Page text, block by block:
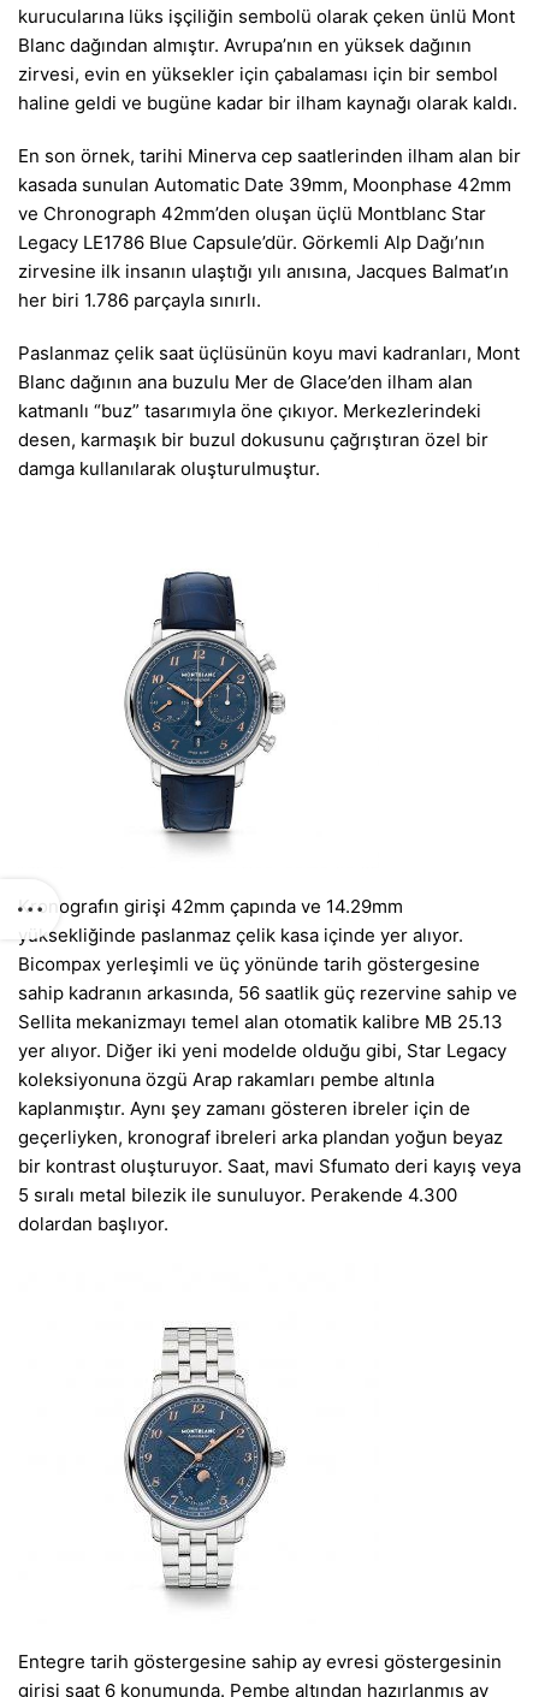
kurucularına lüks işçiliğin sembolü olarak çeken ünlü Mont
Blanc dağından almıştır. Avrupa’nın en yüksek dağının
zirvesi, evin en yüksekler için çabalaması için bir sembol
haline geldi ve bugüne kadar bir ilham kaynağı olarak kaldı.
En son örnek, tarihi Minerva cep saatlerinden ilham alan bir
kasada sunulan Automatic Date 39mm, Moonphase 42mm
ve Chronograph 42mm’den oluşan üçlü Montblanc Star
Legacy LE1786 Blue Capsule’dür. Görkemli Alp Dağı’nın
zirvesine ilk insanın ulaştığı yılı anısına, Jacques Balmat’ın
her biri 1.786 parçayla sınırlı.
Paslanmaz çelik saat üçlüsünün koyu mavi kadranları, Mont
Blanc dağının ana buzulu Mer de Glace’den ilham alan
katmanlı “buz” tasarımıyla öne çıkıyor. Merkezlerindeki
desen, karmaşık bir buzul dokusunu çağrıştıran özel bir
damga kullanılarak oluşturulmuştur.
Kronografın girişi 42mm çapında ve 14.29mm
yüksekliğinde paslanmaz çelik kasa içinde yer alıyor.
Bicompax yerleşimli ve üç yönünde tarih göstergesine
sahip kadranın arkasında, 56 saatlik güç rezervine sahip ve
Sellita mekanizmayı temel alan otomatik kalibre MB 25.13
yer alıyor. Diğer iki yeni modelde olduğu gibi, Star Legacy
koleksiyonuna özgü Arap rakamları pembe altınla
kaplanmıştır. Aynı şey zamanı gösteren ibreler için de
geçerliyken, kronograf ibreleri arka plandan yoğun beyaz
bir kontrast oluşturuyor. Saat, mavi Sfumato deri kayış veya
5 sıralı metal bilezik ile sunuluyor. Perakende 4.300
dolardan başlıyor.
Entegre tarih göstergesine sahip ay evresi göstergesinin
girişi saat 6 konumunda. Pembe altından hazırlanmış ay